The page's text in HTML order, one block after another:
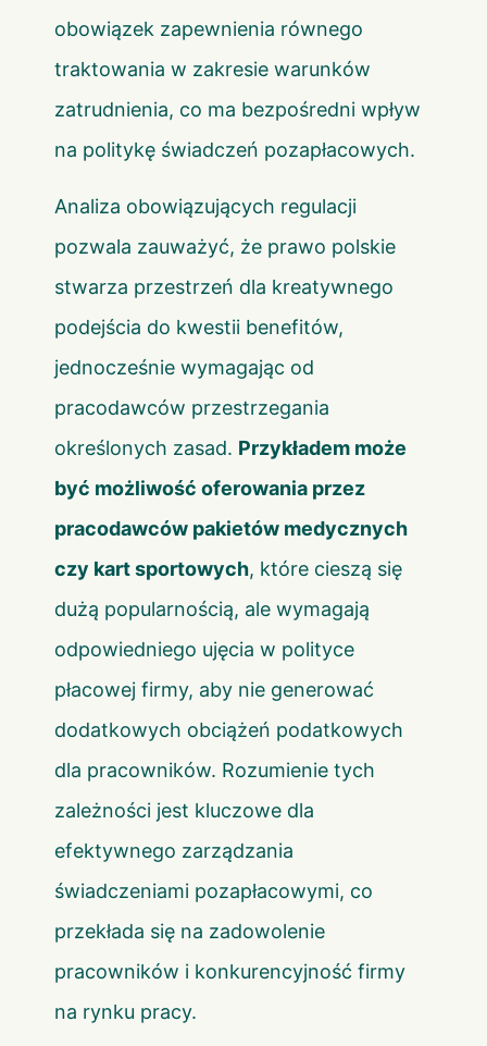
obowiązek zapewnienia równego
traktowania w zakresie warunków
zatrudnienia, co ma bezpośredni wpływ
na politykę świadczeń pozapłacowych.
Analiza obowiązujących regulacji
pozwala zauważyć, że prawo polskie
stwarza przestrzeń dla kreatywnego
podejścia do kwestii benefitów,
jednocześnie wymagając od
pracodawców przestrzegania
określonych zasad. Przykładem może
być możliwość oferowania przez
pracodawców pakietów medycznych
czy kart sportowych, które cieszą się
dużą popularnością, ale wymagają
odpowiedniego ujęcia w polityce
płacowej firmy, aby nie generować
dodatkowych obciążeń podatkowych
dla pracowników. Rozumienie tych
zależności jest kluczowe dla
efektywnego zarządzania
świadczeniami pozapłacowymi, co
przekłada się na zadowolenie
pracowników i konkurencyjność firmy
na rynku pracy.